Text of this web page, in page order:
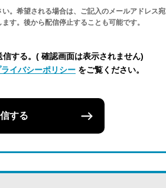
。希望される場合は、ご記入のメールアドレス宛
す。後から配信停止することも可能です。
する。( 確認画面は表示されません)
ライバシーポリシー をご覧ください。
する